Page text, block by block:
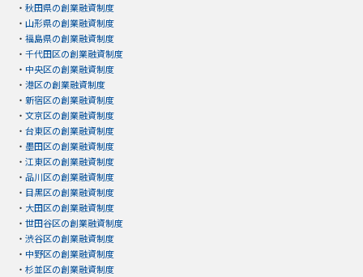
・ 秋田県の創業融資制度
・ 山形県の創業融資制度
・ 福島県の創業融資制度
・ 千代田区の創業融資制度
・ 中央区の創業融資制度
・ 港区の創業融資制度
・ 新宿区の創業融資制度
・ 文京区の創業融資制度
・ 台東区の創業融資制度
・ 墨田区の創業融資制度
・ 江東区の創業融資制度
・ 品川区の創業融資制度
・ 目黒区の創業融資制度
・ 大田区の創業融資制度
・ 世田谷区の創業融資制度
・ 渋谷区の創業融資制度
・ 中野区の創業融資制度
・ 杉並区の創業融資制度